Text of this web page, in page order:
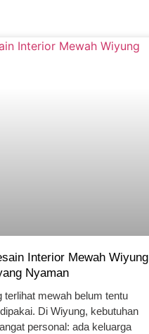
Interior Mewah Wiyung
Nyaman
terlihat mewah belum tentu
Di Wiyung, kebutuhan
personal: ada keluarga